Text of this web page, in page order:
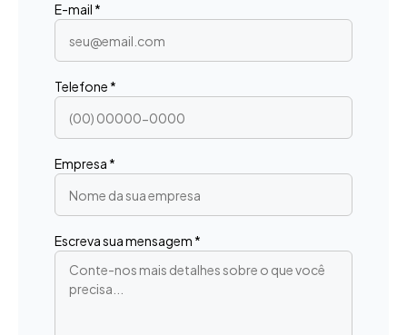
E-mail *
Telefone *
Empresa *
Escreva sua mensagem *